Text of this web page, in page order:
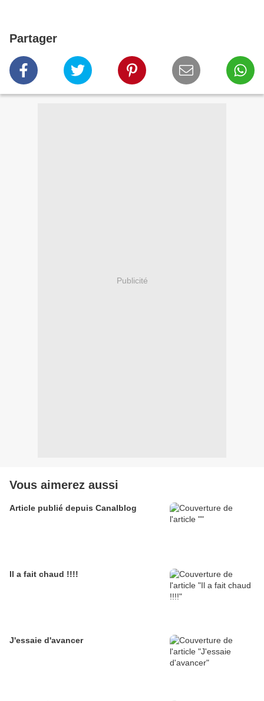
Partager
Publicité
Vous aimerez aussi
Article publié depuis Canalblog
Il a fait chaud !!!!
J'essaie d'avancer